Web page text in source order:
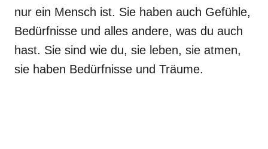
nur ein Mensch ist. Sie haben auch Gefühle,
Bedürfnisse und alles andere, was du auch
hast. Sie sind wie du, sie leben, sie atmen,
sie haben Bedürfnisse und Träume.